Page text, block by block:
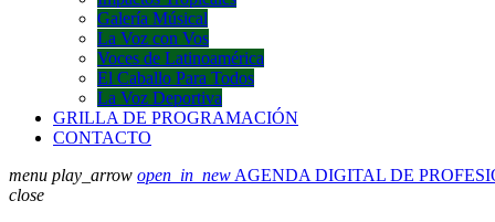
Galería Músical
La Voz con Vos
Voces de Latinoamérica
El Caballo Para Todos
La Voz Deportiva
GRILLA DE PROGRAMACIÓN
CONTACTO
menu play_arrow open_in_new AGENDA DIGITAL DE
close